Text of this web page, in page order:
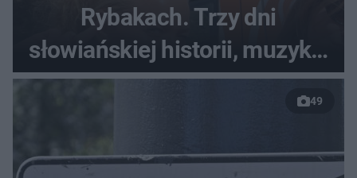
Rybakach. Trzy dni
słowiańskiej historii, muzyki i
relaksu nad Jeziorem
49